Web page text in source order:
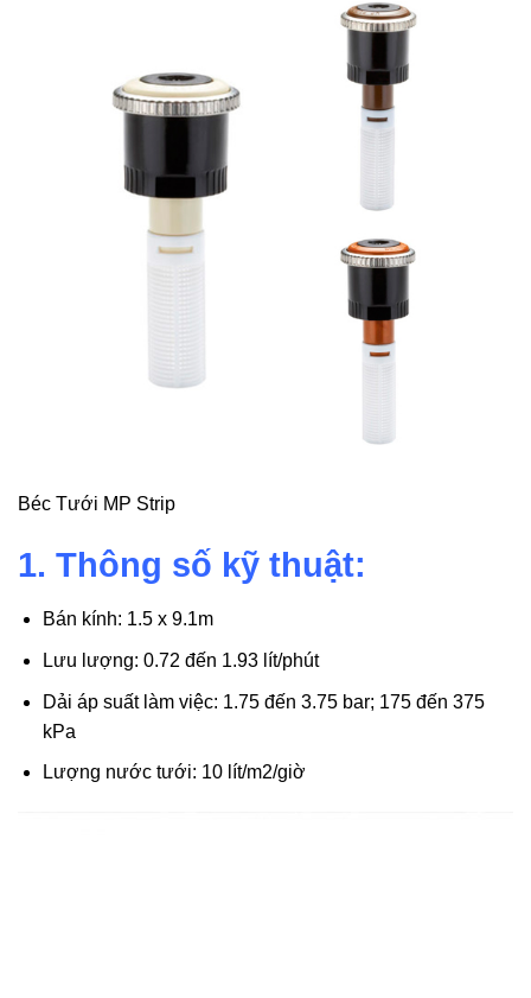
Béc Tưới MP Strip
1. Thông số kỹ thuật:
Bán kính: 1.5 x 9.1m
Lưu lượng: 0.72 đến 1.93 lít/phút
Dải áp suất làm việc: 1.75 đến 3.75 bar; 175 đến 375
kPa
Lượng nước tưới: 10 lít/m2/giờ